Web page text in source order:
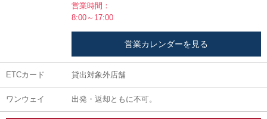
営業時間：
8:00～17:00
営業カレンダーを見る
ETCカード 貸出対象外店舗
ワンウェイ 出発・返却ともに不可。